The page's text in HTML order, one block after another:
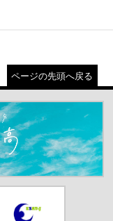
ページの先頭へ戻る
す）
ピーキングテ